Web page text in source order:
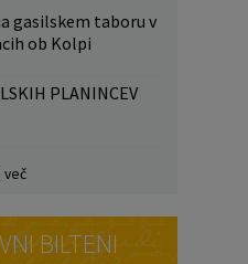
gasilskem taboru v
ob Kolpi
PLANINCEV
več
BILTENI